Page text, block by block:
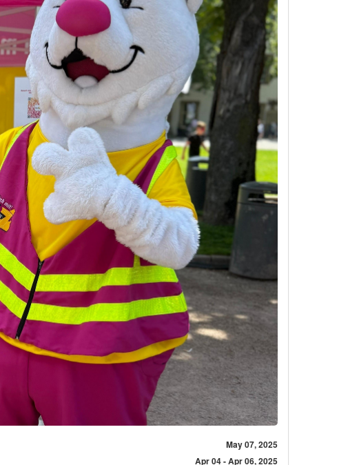
May 07, 2025
Apr 04 - Apr 06, 2025